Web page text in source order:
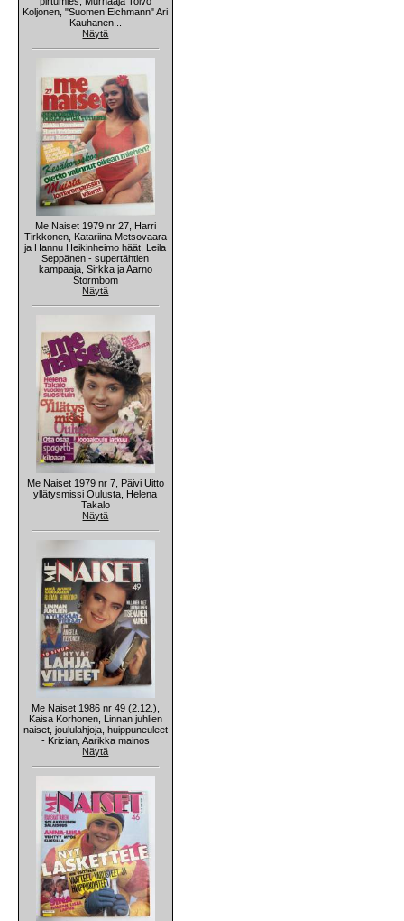
Koljonen, "Suomen Eichmann" Ari
Kauhanen...
Näytä
Me Naiset 1979 nr 27, Harri
Tirkkonen, Katariina Metsovaara
ja Hannu Heikinheimo häät, Leila
Seppänen - supertähtien
kampaaja, Sirkka ja Aarno
Stormbom
Näytä
Me Naiset 1979 nr 7, Päivi Uitto
yllätysmissi Oulusta, Helena
Takalo
Näytä
Me Naiset 1986 nr 49 (2.12.),
Kaisa Korhonen, Linnan juhlien
naiset, joululahjoja, huippuneuleet
- Krizian, Aarikka mainos
Näytä